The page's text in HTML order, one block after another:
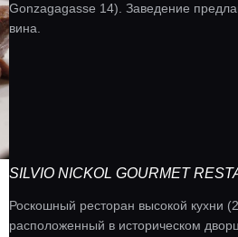
Gonzagagasse 14). Заведение
вина.
SILVIO NICKOL GOURMET
Роскошный ресторан высокой кухни
расположенный в историческом